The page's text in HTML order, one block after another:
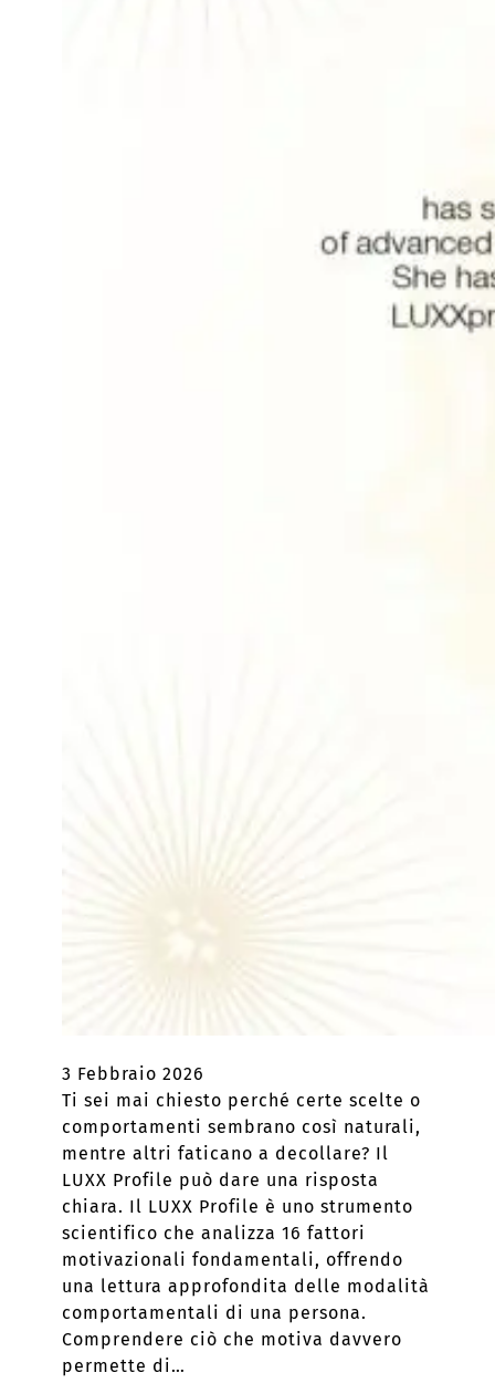
3 Febbraio 2026
Ti sei mai chiesto perché certe scelte o
comportamenti sembrano così naturali,
mentre altri faticano a decollare? Il
LUXX Profile può dare una risposta
chiara. Il LUXX Profile è uno strumento
scientifico che analizza 16 fattori
motivazionali fondamentali, offrendo
una lettura approfondita delle modalità
comportamentali di una persona.
Comprendere ciò che motiva davvero
permette di…